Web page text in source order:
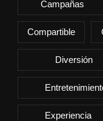
Campañas
Compartible
Diversión
Experiencia